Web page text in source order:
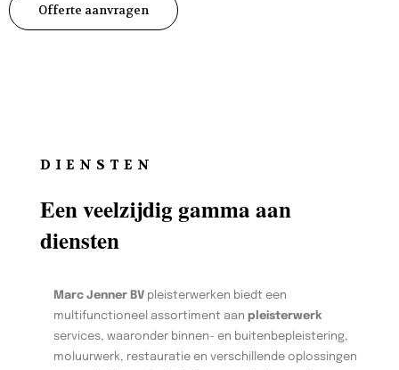
Offerte aanvragen
DIENSTEN
Een veelzijdig gamma aan
diensten
Marc Jenner BV pleisterwerken biedt een
multifunctioneel assortiment aan pleisterwerk
services, waaronder binnen- en buitenbepleistering,
moluurwerk, restauratie en verschillende oplossingen